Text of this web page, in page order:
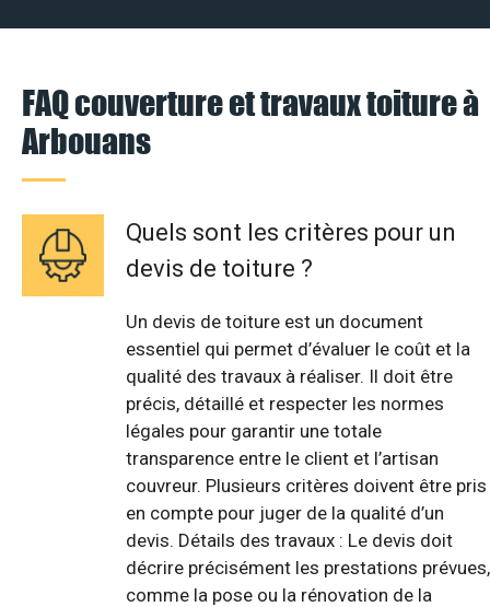
FAQ couverture et travaux toiture à
Arbouans
Quels sont les critères pour un
devis de toiture ?
Un devis de toiture est un document
essentiel qui permet d’évaluer le coût et la
qualité des travaux à réaliser. Il doit être
précis, détaillé et respecter les normes
légales pour garantir une totale
transparence entre le client et l’artisan
couvreur. Plusieurs critères doivent être pris
en compte pour juger de la qualité d’un
devis. Détails des travaux : Le devis doit
décrire précisément les prestations prévues,
comme la pose ou la rénovation de la